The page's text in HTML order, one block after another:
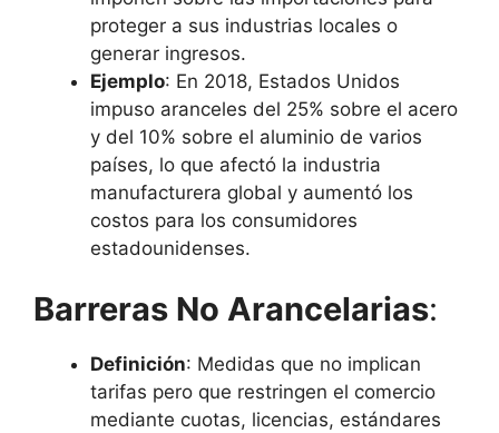
proteger a sus industrias locales o
generar ingresos.
Ejemplo: En 2018, Estados Unidos
impuso aranceles del 25% sobre el acero
y del 10% sobre el aluminio de varios
países, lo que afectó la industria
manufacturera global y aumentó los
costos para los consumidores
estadounidenses.
Barreras No Arancelarias:
Definición: Medidas que no implican
tarifas pero que restringen el comercio
mediante cuotas, licencias, estándares